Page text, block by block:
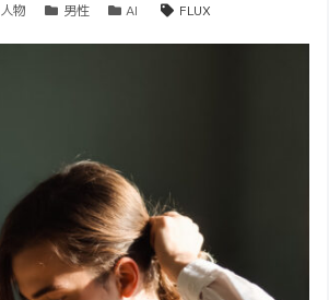
人物 男性 AI FLUX